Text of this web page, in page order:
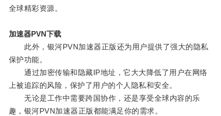
全球精彩资源。
加速器PVN下载
此外，银河PVN加速器正版还为用户提供了强大的隐私
保护功能。
通过加密传输和隐藏IP地址，它大大降低了用户在网络
上被追踪的风险，保护了用户的个人隐私和安全。
无论是工作中需要跨国协作，还是享受全球内容的乐
趣，银河PVN加速器正版都能满足你的需求。